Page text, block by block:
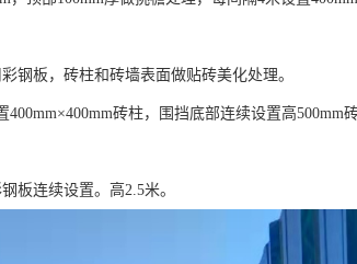
钢板，砖柱和砖墙表面做贴砖美化处理。
砖柱，围挡底部连续设置高500mm砖
板连续设置。高2.5米。